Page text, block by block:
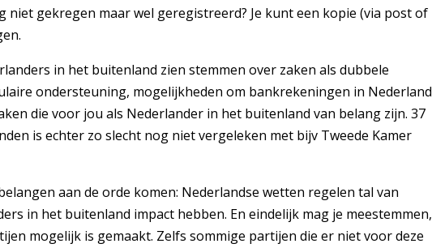
niet gekregen maar wel geregistreerd? Je kunt een kopie (via post of
in het buitenland zien stemmen over zaken als dubbele
ondersteuning, mogelijkheden om bankrekeningen in Nederland
die voor jou als Nederlander in het buitenland van belang zijn. 37
is echter zo slecht nog niet vergeleken met bijv Tweede Kamer
aan de orde komen: Nederlandse wetten regelen tal van
in het buitenland impact hebben. En eindelijk mag je meestemmen,
mogelijk is gemaakt. Zelfs sommige partijen die er niet voor deze